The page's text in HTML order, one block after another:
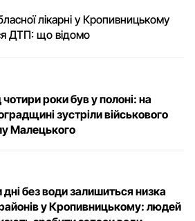
лікарні у Кропивницькому
ДТП: що відомо
роки був у полоні: на
зустріли військового
Малецькoгo
дні без води залишиться низка
у Кропивницькому: людей